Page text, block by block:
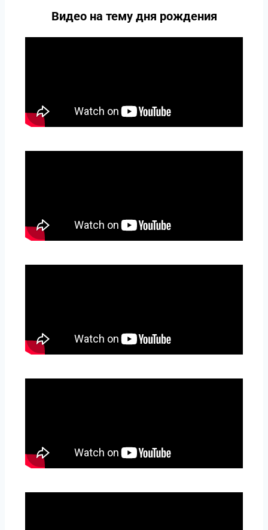
Видео на тему дня рождения